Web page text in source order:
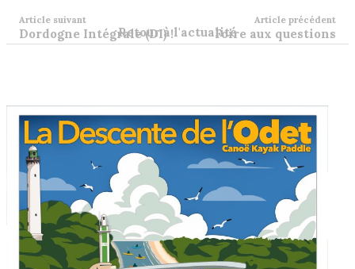
Article suivant
Dordogne Intégrale (DI) !
Article précédent
Foire aux questions
Retour à l'actualité